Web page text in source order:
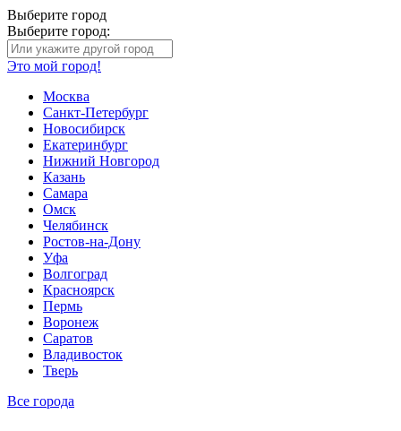
Выберите город
Выберите город:
Это мой город!
Москва
Санкт-Петербург
Новосибирск
Екатеринбург
Нижний Новгород
Казань
Самара
Омск
Челябинск
Ростов-на-Дону
Уфа
Волгоград
Красноярск
Пермь
Воронеж
Саратов
Владивосток
Тверь
Все города